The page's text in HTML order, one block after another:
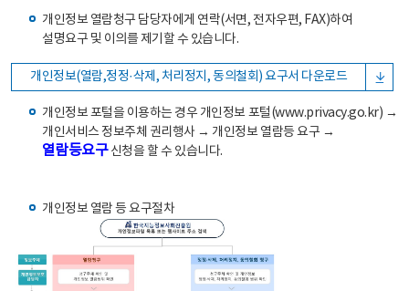
개인정보 열람청구 담당자에게 연락(서면, 전자우편, FAX)하여
설명요구 및 이의를 제기할 수 있습니다.
개인정보(열람,정정·삭제, 처리정지, 동의철회) 요구서 다운로드
개인정보 포털을 이용하는 경우 개인정보 포털(www.privacy.go.kr) →
개인서비스 정보주체 권리행사 → 개인정보 열람등 요구 →
열람등요구신청을 할 수 있습니다.
개인정보 열람 등 요구절차